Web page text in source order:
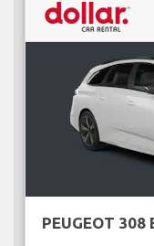
PEUGEOT 308